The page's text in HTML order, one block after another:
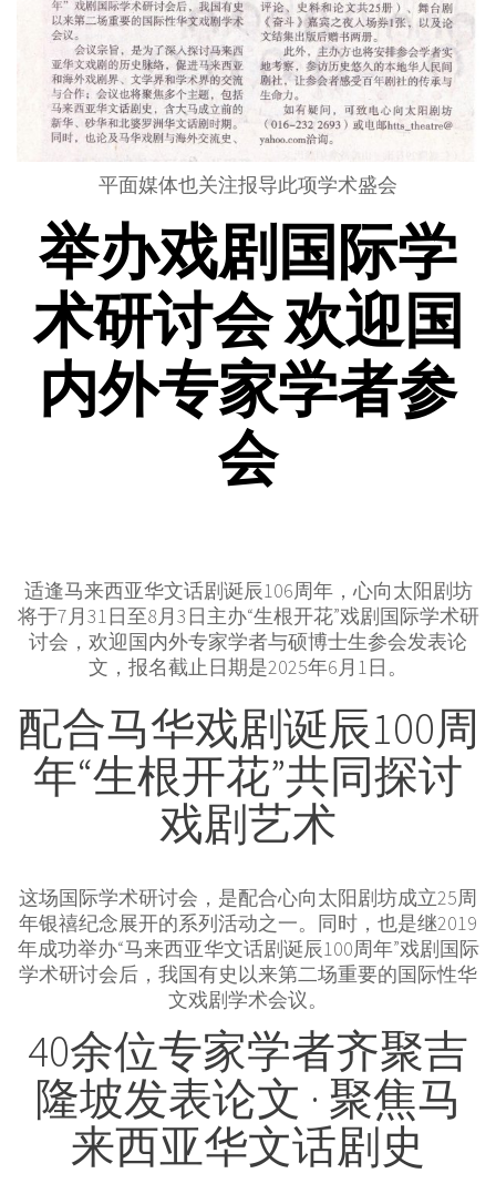
平面媒体也关注报导此项学术盛会
举办戏剧国际学
术研讨会 欢迎国
内外专家学者参
会
适逢马来西亚华文话剧诞辰106周年，心向太阳剧坊
将于7月31日至8月3日主办“生根开花”戏剧国际学术研
讨会，欢迎国内外专家学者与硕博士生参会发表论
文，报名截止日期是2025年6月1日。
配合马华戏剧诞辰100周
年“生根开花”共同探讨
戏剧艺术
这场国际学术研讨会，是配合心向太阳剧坊成立25周
年银禧纪念展开的系列活动之一。同时，也是继2019
年成功举办“马来西亚华文话剧诞辰100周年”戏剧国际
学术研讨会后，我国有史以来第二场重要的国际性华
文戏剧学术会议。
40余位专家学者齐聚吉
隆坡发表论文 · 聚焦马
来西亚华文话剧史